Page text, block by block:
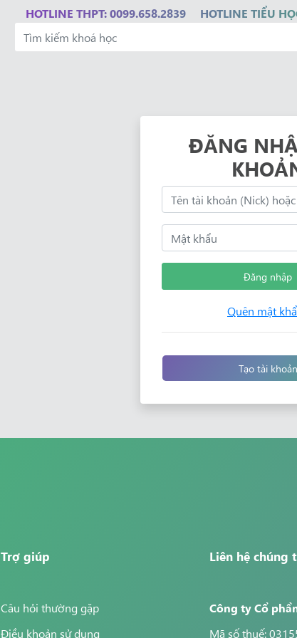
HOTLINE THPT: 0099.658.2839 HOTLINE TIỂU
ĐĂNG
Đăng nhập
Quên mật
Tạo tài khoản
Trợ giúp
Câu hỏi thường gặp
Điều khoản sử dụng
Liên hệ chúng
Công ty Cổ
Mã số thuế: